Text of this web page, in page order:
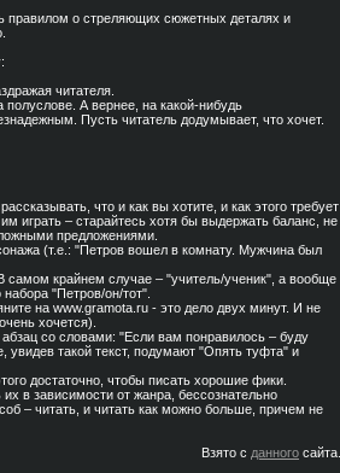
правилом о стреляющих сюжетных деталях и
читателя.
А вернее, на какой-нибудь
Пусть читатель додумывает, что хочет.
что и как вы хотите, и как этого требует
играть – старайтесь хотя бы выдержать баланс, не
предложениями.
(т.е.: "Петров вошел в комнату. Мужчина был
самом крайнем случае – "учитель/ученик", а вообще
"Петров/он/тот".
на www.gramota.ru - это дело двух минут. И не
хочется).
со словами: "Если вам понравилось – буду
увидев такой текст, подумают "Опять туфта" и
достаточно, чтобы писать хорошие фики.
в зависимости от жанра, бессознательно
– читать, и читать как можно больше, причем не
Взято с данного сайта.